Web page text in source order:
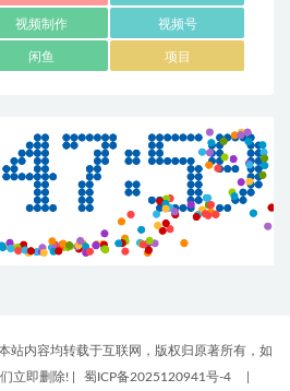
视频制作 视频号
闲鱼 项目
站内容均转载于互联网，版权归原著所有，如
立即删除!
蜀ICP备2025120941号-4